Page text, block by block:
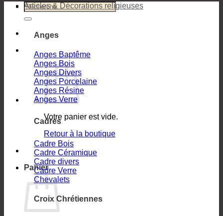
Recherche
pour :
Votre panier est vide.
Retour à la boutique
Panier
Articles & Décorations religieuses
Anges
Anges Baptême
Anges Bois
Anges Divers
Anges Porcelaine
Anges Résine
Anges Verre
Cadres
Cadre Bois
Cadre Céramique
Cadre divers
Cadre Verre
Chevalets
Croix Chrétiennes